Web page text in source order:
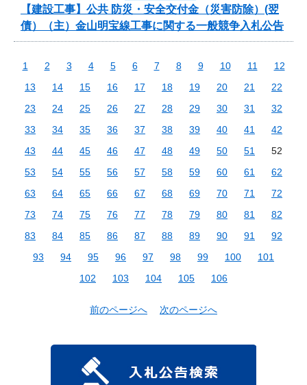
【建設工事】公共 防災・安全交付金（災害防除）(翌
債）（主）金山明宝線工事に関する一般競争入札公告
1 2 3 4 5 6 7 8 9 10 11
12
13
14 15 16 17 18 19 20 21
22
23
24 25 26 27 28 29 30 31
32
33
34 35 36 37 38 39 40 41
42
43
44 45 46 47 48 49 50 51
52
53
54 55 56 57 58 59 60 61
62
63
64 65 66 67 68 69 70 71
72
73
74 75 76 77 78 79 80 81
82
83
84 85 86 87 88 89 90 91
92
93
94 95 96 97 98 99 100
101
102
103 104 105 106
前のページへ 次のページへ